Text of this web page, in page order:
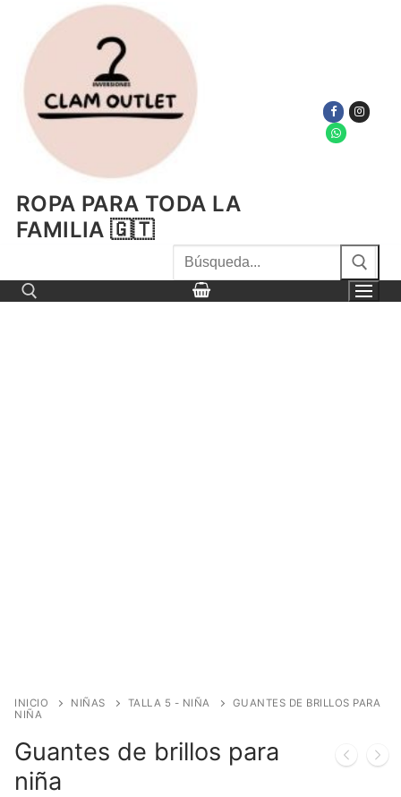
contenido
ROPA PARA TODA LA
FAMILIA 🇬🇹
Buscar
por:
INICIO NIÑAS TALLA 5 - NIÑA
GUANTES DE BRILLOS PARA
NIÑA
Guantes de brillos para
niña